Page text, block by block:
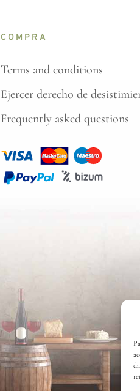
COMPRA
Terms and conditions
Ejercer derecho de
Frequently asked questions